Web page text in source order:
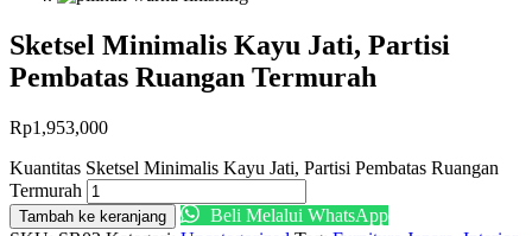
Sketsel Minimalis Kayu Jati, Partisi
Pembatas Ruangan Termurah
Rp1,953,000
Kuantitas Sketsel Minimalis Kayu Jati, Partisi Pembatas Ruangan
Termurah
Tambah ke keranjang
Beli Melalui WhatsApp